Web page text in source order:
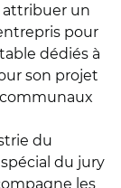
attribuer un
pour
dédiés à
son projet
du
du jury
les